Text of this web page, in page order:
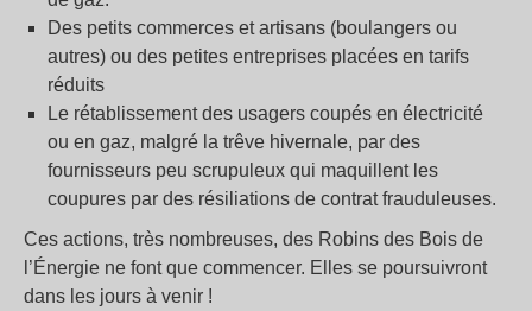
Des petits commerces et artisans (boulangers ou
autres) ou des petites entreprises placées en tarifs
réduits
Le rétablissement des usagers coupés en électricité
ou en gaz, malgré la trêve hivernale, par des
fournisseurs peu scrupuleux qui maquillent les
coupures par des résiliations de contrat frauduleuses.
Ces actions, très nombreuses, des Robins des Bois de
l’Énergie ne font que commencer. Elles se poursuivront
dans les jours à venir !